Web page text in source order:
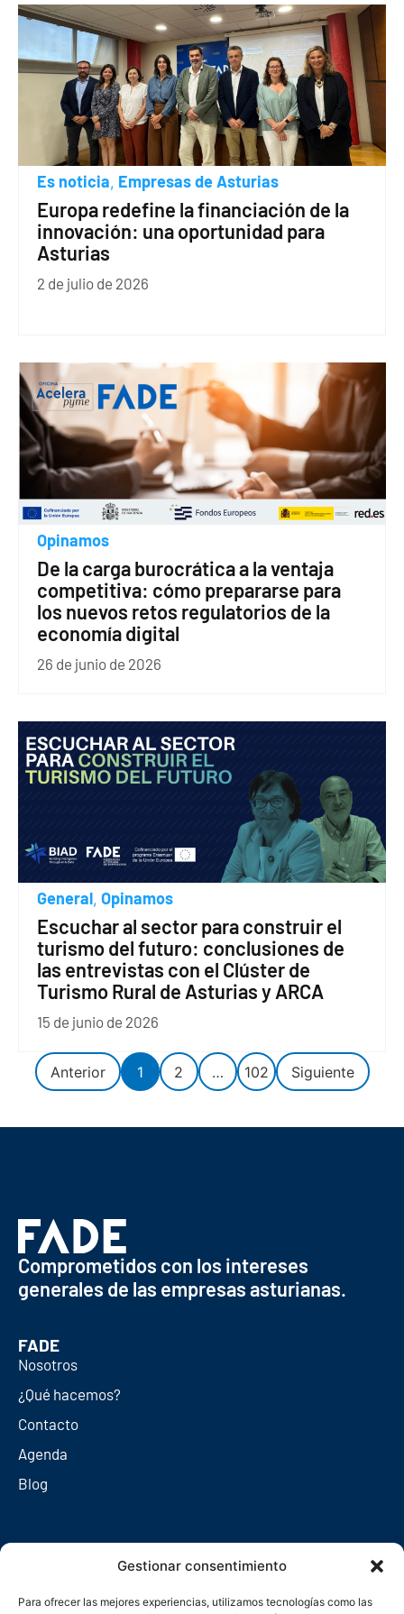
Gestionar consentimiento
Para ofrecer las mejores experiencias, utilizamos tecnologías como las
Es noticia, Empresas de Asturias
Europa redefine la financiación de la
innovación: una oportunidad para
Asturias
2 de julio de 2026
Opinamos
De la carga burocrática a la ventaja
competitiva: cómo prepararse para
los nuevos retos regulatorios de la
economía digital
26 de junio de 2026
General, Opinamos
Escuchar al sector para construir el
turismo del futuro: conclusiones de
las entrevistas con el Clúster de
Turismo Rural de Asturias y ARCA
15 de junio de 2026
Anterior 1 2 … 102 Siguiente
Comprometidos con los intereses
generales de las empresas asturianas.
FADE
Nosotros
¿Qué hacemos?
Contacto
Agenda
Blog
Redes sociales